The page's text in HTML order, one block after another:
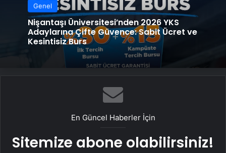
Genel
Nişantaşı Üniversitesi’nden 2026 YKS
Adaylarına Çifte Güvence: Sabit Ücret ve
Kesintisiz Burs
En Güncel Haberler İçin
Sitemize abone olabilirsiniz!